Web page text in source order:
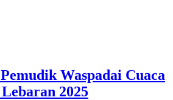
Waspadai Cuaca
2025